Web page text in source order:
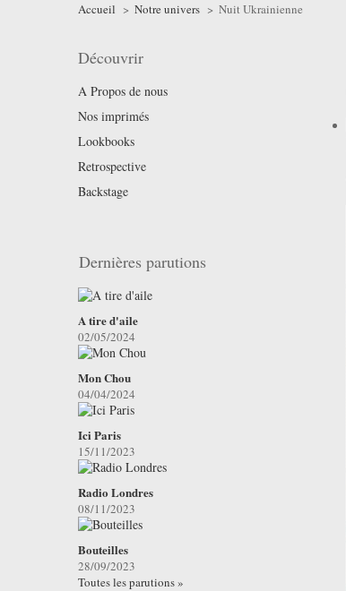
Accueil > Notre univers > Nuit Ukrainienne
Découvrir
A Propos de nous
Nos imprimés
Lookbooks
Retrospective
Backstage
Dernières parutions
A tire d'aile
02/05/2024
Mon Chou
04/04/2024
Ici Paris
15/11/2023
Radio Londres
08/11/2023
Bouteilles
28/09/2023
Toutes les parutions »